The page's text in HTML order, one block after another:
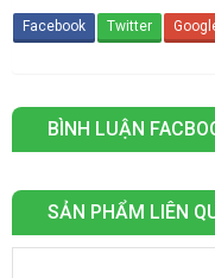
Facebook Twitter
BÌNH LUẬN
SẢN PHẨM LIÊN